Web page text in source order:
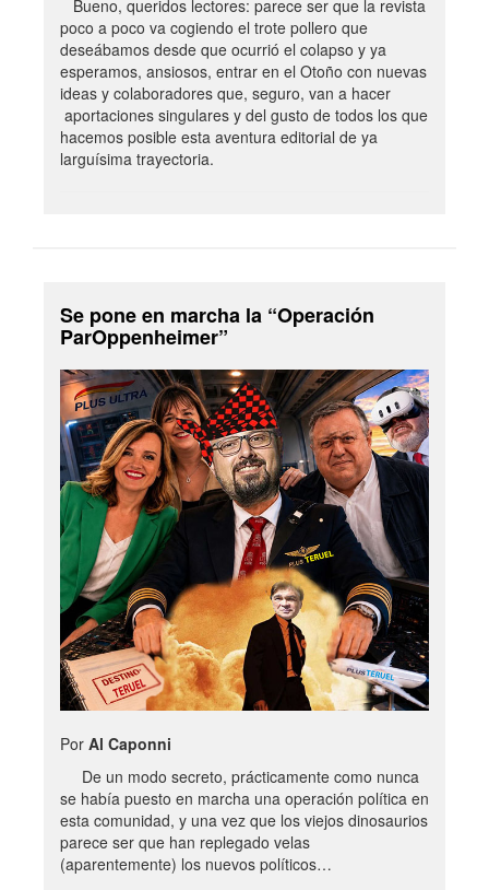
Bueno, queridos lectores: parece ser que la revista
poco a poco va cogiendo el trote pollero que
deseábamos desde que ocurrió el colapso y ya
esperamos, ansiosos, entrar en el Otoño con nuevas
ideas y colaboradores que, seguro, van a hacer
aportaciones singulares y del gusto de todos los que
hacemos posible esta aventura editorial de ya
larguísima trayectoria.
Se pone en marcha la “Operación
ParOppenheimer”
Por Al Caponni
De un modo secreto, prácticamente como nunca
se había puesto en marcha una operación política en
esta comunidad, y una vez que los viejos dinosaurios
parece ser que han replegado velas
(aparentemente) los nuevos políticos…